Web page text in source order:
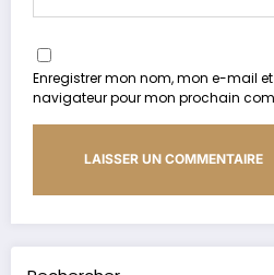
Enregistrer mon nom, mon e-mail
navigateur pour mon prochain